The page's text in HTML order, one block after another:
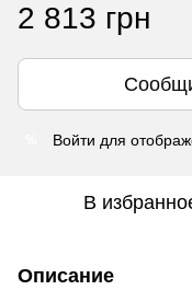
2 813 грн
Войти для
В
Описание